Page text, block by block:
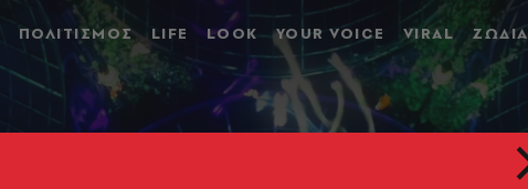
ΠΟΛΙΤΙΣΜΟΣ LIFE LOOK YOUR VOICE VIRAL ΖΩΔΙΑ